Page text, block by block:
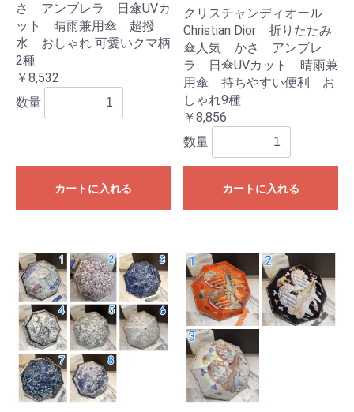
さ アンブレラ 日傘UVカ
ット 晴雨兼用傘 超撥
水 おしゃれ 可愛いクマ柄
2種
￥8,532
数量
カートに入れる
クリスチャンディオール
Christian Dior 折りたたみ
傘人気 かさ アンブレ
ラ 日傘UVカット 晴雨兼
用傘 持ちやすい便利 お
しゃれ9種
￥8,856
数量
カートに入れる